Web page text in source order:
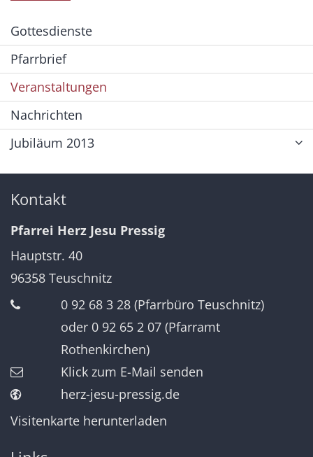
Gottesdienste
Pfarrbrief
Veranstaltungen
Nachrichten
Jubiläum 2013
Kontakt
Pfarrei Herz Jesu Pressig
Hauptstr. 40
96358 Teuschnitz
0 92 68 3 28 (Pfarrbüro Teuschnitz)
oder 0 92 65 2 07 (Pfarramt
Rothenkirchen)
Klick zum E-Mail senden
herz-jesu-pressig.de
Visitenkarte herunterladen